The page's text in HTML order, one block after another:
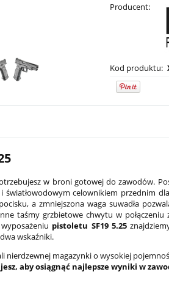
Producent:
Kod produktu:
w broni gotowej do zawodów.
celownikiem przednim
a zmniejszona waga suwadła
taśmy grzbietowe chwytu w
pistoletu SF19 5.25
wskaźniki.
nierdzewnej magazynki o wysokiej
aby osiągnąć najlepsze wyniki w